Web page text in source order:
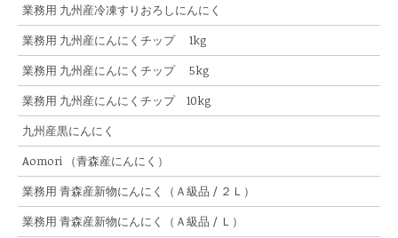
業務用 九州産冷凍すりおろしにんにく
業務用 九州産にんにくチップ 1kg
業務用 九州産にんにくチップ 5kg
業務用 九州産にんにくチップ 10kg
九州産黒にんにく
Aomori （青森産にんにく）
業務用 青森産新物にんにく（Ａ級品 / ２Ｌ）
業務用 青森産新物にんにく（Ａ級品 / Ｌ）